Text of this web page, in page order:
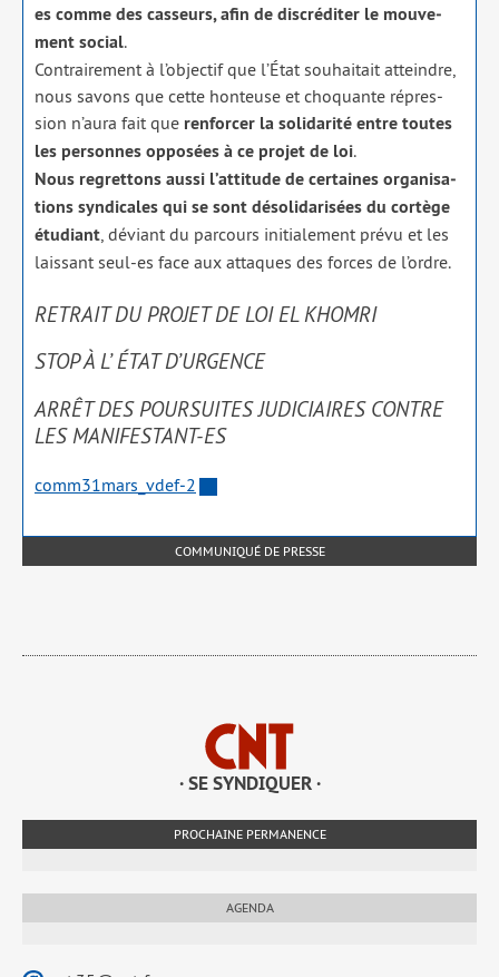
es comme des cas­seurs, afin de dis­cré­di­ter le mou­ve­
ment social.
Contrairement à l’objectif que l’État sou­hai­tait atteindre,
nous savons que cette hon­teuse et cho­quante répres­
sion n’aura fait que ren­for­cer la soli­da­ri­té entre toutes
les per­sonnes oppo­sées à ce pro­jet de loi.
Nous regret­tons aus­si l’attitude de cer­taines orga­ni­sa­
tions syn­di­cales qui se sont déso­li­da­ri­sées du cor­tège
étu­diant , déviant du par­cours ini­tia­le­ment pré­vu et les
lais­sant seul-es face aux attaques des forces de l’ordre.
RETRAIT DU PROJET DE LOI EL KHOMRI
STOP À L’ ÉTAT D’URGENCE
ARRÊT DES POURSUITES JUDICIAIRES CONTRE
LES MANIFESTANT-ES
comm31mars_​vdef‑2
COMMUNIQUÉ DE PRESSE
· SE SYNDIQUER ·
PROCHAINE PERMANENCE
AGENDA